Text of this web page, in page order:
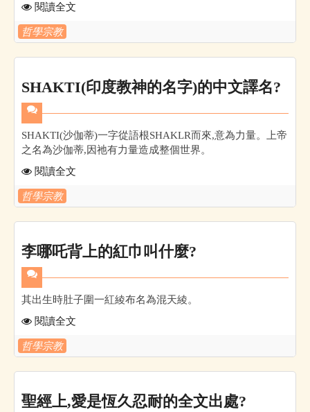
閱讀全文
哲學宗教
SHAKTI(印度教神的名字)的中文譯名?
SHAKTI(沙伽蒂)一字從語根SHAKLR而來,意為力量。上帝
之名為沙伽蒂,因祂有力量造成整個世界。
閱讀全文
哲學宗教
李哪吒背上的紅巾叫什麼?
其出生時肚子圍一紅綾布名為混天綾。
閱讀全文
哲學宗教
聖經上,愛是恆久忍耐的全文出處?